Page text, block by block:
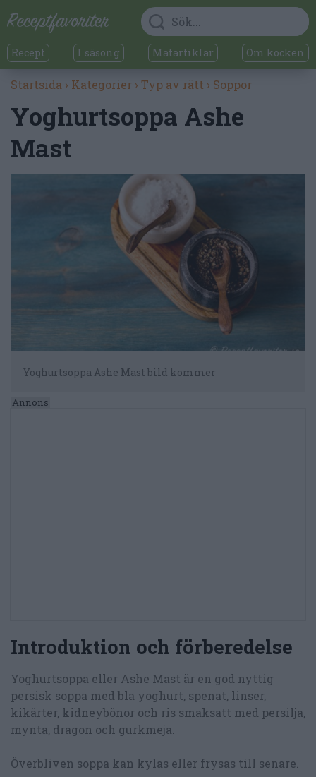
Recept I säsong Matartiklar Om kocken
Startsida › Kategorier › Typ av rätt › Soppor
Yoghurtsoppa Ashe
Mast
Yoghurtsoppa Ashe Mast bild kommer
Introduktion och förberedelse
Yoghurtsoppa eller Ashe Mast är en god nyttig
persisk soppa med bla yoghurt, spenat, linser,
kikärter, kidneybönor och ris smaksatt med persilja,
mynta, dragon och gurkmeja.
Överbliven soppa kan kylas eller frysas till senare.